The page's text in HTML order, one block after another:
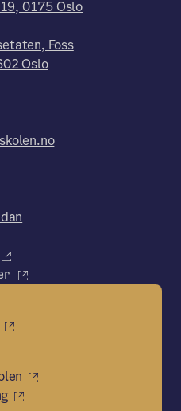
0175 Oslo
Foss
Oslo